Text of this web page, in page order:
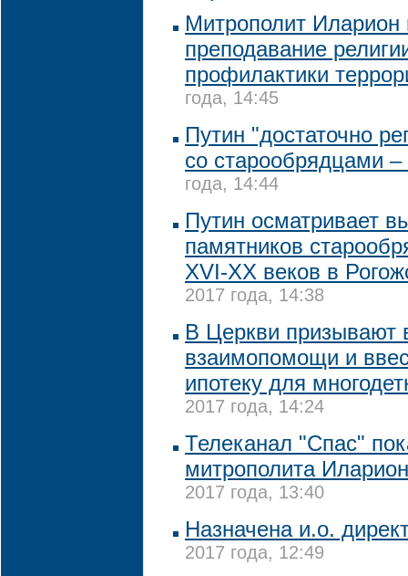
Митрополит Иларион
преподавание
профилактики
года, 14:45
Путин "достаточно
со старообрядцами –
года, 14:44
Путин осматривает
памятников
XVI-XX веков в
2017 года, 14:38
В Церкви призывают
взаимопомощи и
ипотеку для
2017 года, 14:24
Телеканал "Спас"
митрополита
2017 года, 13:40
Назначена и.о.
2017 года, 12:49